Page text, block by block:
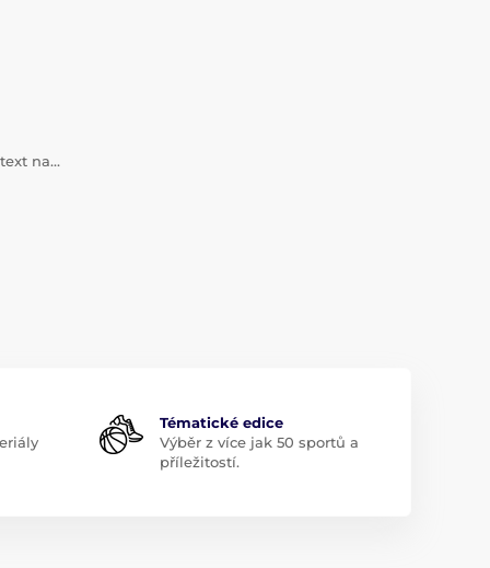
na…
Tématické edice
Výběr z více jak 50 sportů a
příležitostí.